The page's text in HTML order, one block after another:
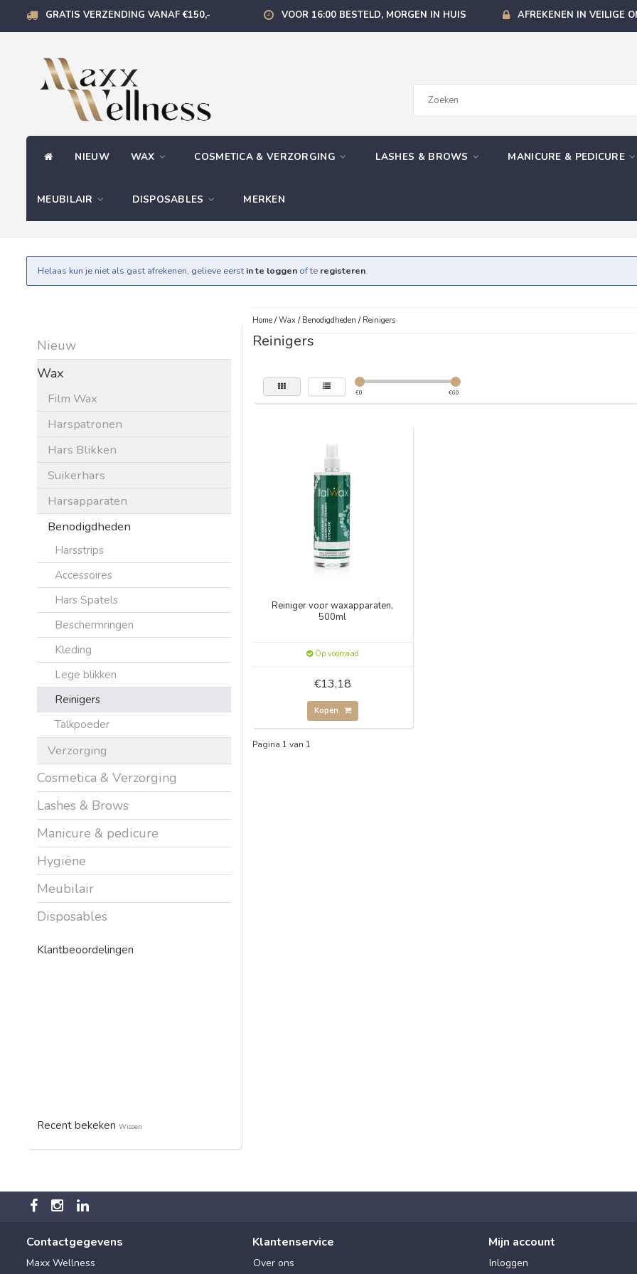
GRATIS VERZENDING VANAF €150,- VOOR 16:00 BESTELD, MORGEN IN HUIS AFREKENEN IN VEILIGE
NIEUW WAX COSMETICA & VERZORGING LASHES & BROWS MANICURE & PEDICURE
MEUBILAIR DISPOSABLES MERKEN
Helaas kun je niet als gast afrekenen, gelieve eerst in te loggen of te registeren.
Nieuw
Wax
Film Wax
Harspatronen
Hars Blikken
Suikerhars
Harsapparaten
Benodigdheden
Harsstrips
Accessoires
Hars Spatels
Beschermringen
Kleding
Lege blikken
Reinigers
Talkpoeder
Verzorging
Cosmetica & Verzorging
Lashes & Brows
Manicure & pedicure
Hygiëne
Meubilair
Disposables
Klantbeoordelingen
Recent bekeken Wissen
Home/Wax/ Benodigdheden / Reinigers
Reinigers
€0 €60
Reiniger voor waxapparaten,
500ml
Op voorraad
€13,18
Kopen
Pagina 1 van 1
Contactgegevens
Maxx Wellness
Klantenservice
Over ons
Mijn account
Inloggen